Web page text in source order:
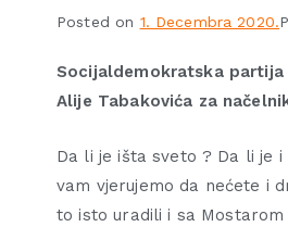
Posted on 1. Decembra 2020.
Socijaldemokratska partija
Alije Tabakovića za
Da li je išta sveto ? Da li je
vam vjerujemo da nećete i
to isto uradili i sa Mostarom